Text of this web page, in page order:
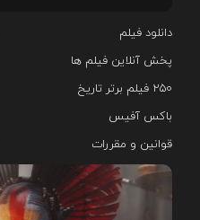
دانلود فیلم
پخش آنلاین فیلم ها
۲۵۰ فیلم برتر تاریخ
باکس آفیس
قوانین و مقررات